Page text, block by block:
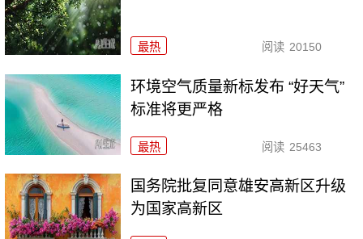
最热 阅读 20150
环境空气质量新标发布 “好天气”
标准将更严格
最热 阅读 25463
国务院批复同意雄安高新区升级
为国家高新区